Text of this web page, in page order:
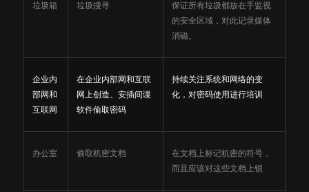
垃圾箱 垃圾搜寻
保证所有垃圾都放在手监视
的安全区域，对此记录媒体
消磁。
企业内
部网和
互联网
在企业内部网和互联
网上创造、安插间谍
软件偷取密码
持续关注系统和网络的变
化，对密码使用进行培训
办公室 偷取机密文档
在文档上标记机密的符号，
而且应该对这些文档上锁